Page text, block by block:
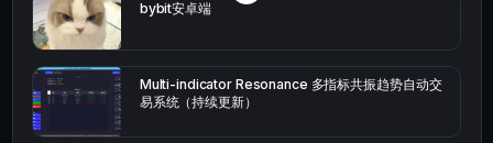
bybit安卓端
Multi-indicator Resonance 多指标共振趋势自动交
易系统（持续更新）